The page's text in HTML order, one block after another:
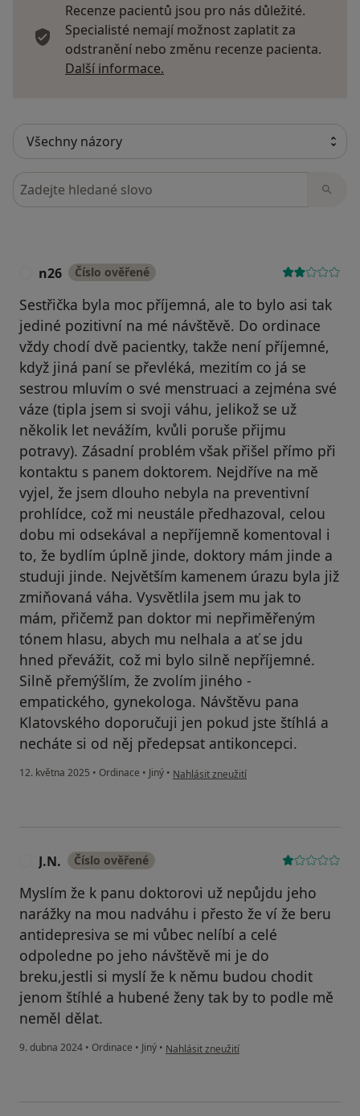
Recenze pacientů jsou pro nás důležité.
Specialisté nemají možnost zaplatit za
odstranění nebo změnu recenze pacienta.
Další informace.
Hledejte v názorech
n26 Číslo ověřené
Sestřička byla moc příjemná, ale to bylo asi tak
jediné pozitivní na mé návštěvě. Do ordinace
vždy chodí dvě pacientky, takže není příjemné,
když jiná paní se převléká, mezitím co já se
sestrou mluvím o své menstruaci a zejména své
váze (tipla jsem si svoji váhu, jelikož se už
několik let nevážím, kvůli poruše přijmu
potravy). Zásadní problém však přišel přímo při
kontaktu s panem doktorem. Nejdříve na mě
vyjel, že jsem dlouho nebyla na preventivní
prohlídce, což mi neustále předhazoval, celou
dobu mi odsekával a nepříjemně komentoval i
to, že bydlím úplně jinde, doktory mám jinde a
studuji jinde. Největším kamenem úrazu byla již
zmiňovaná váha. Vysvětlila jsem mu jak to
mám, přičemž pan doktor mi nepřiměřeným
tónem hlasu, abych mu nelhala a ať se jdu
hned převážit, což mi bylo silně nepříjemné.
Silně přemýšlím, že zvolím jiného -
empatického, gynekologa. Návštěvu pana
Klatovského doporučuji jen pokud jste štíhlá a
necháte si od něj předepsat antikoncepci.
12. května 2025 • Ordinace • Jiný • podle názoru uživatele n26
Nahlásit zneužití
J.N. Číslo ověřené
Myslím že k panu doktorovi už nepůjdu jeho
narážky na mou nadváhu i přesto že ví že beru
antidepresiva se mi vůbec nelíbí a celé
odpoledne po jeho návštěvě mi je do
breku,jestli si myslí že k němu budou chodit
jenom štíhlé a hubené ženy tak by to podle mě
neměl dělat.
9. dubna 2024 • Ordinace • Jiný • podle názoru uživatele J.N.
Nahlásit zneužití